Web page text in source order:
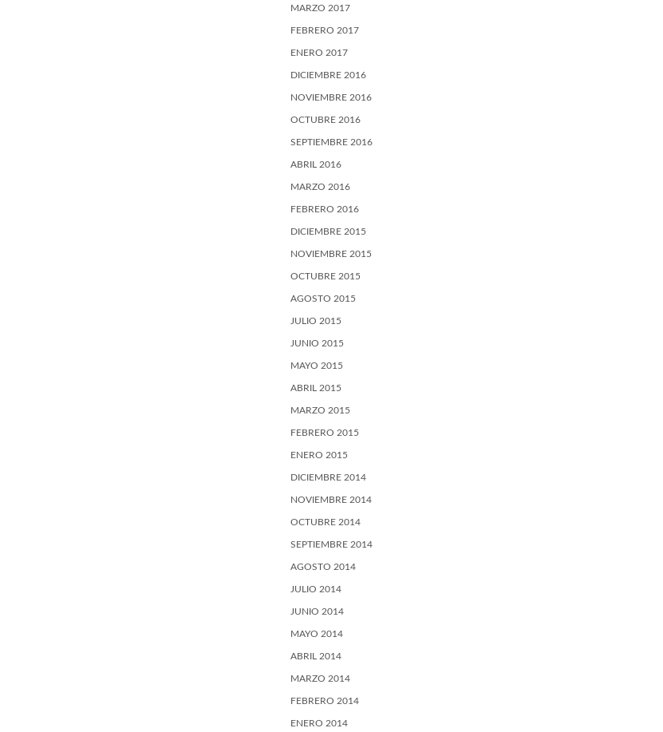
MARZO 2017
FEBRERO 2017
ENERO 2017
DICIEMBRE 2016
NOVIEMBRE 2016
OCTUBRE 2016
SEPTIEMBRE 2016
ABRIL 2016
MARZO 2016
FEBRERO 2016
DICIEMBRE 2015
NOVIEMBRE 2015
OCTUBRE 2015
AGOSTO 2015
JULIO 2015
JUNIO 2015
MAYO 2015
ABRIL 2015
MARZO 2015
FEBRERO 2015
ENERO 2015
DICIEMBRE 2014
NOVIEMBRE 2014
OCTUBRE 2014
SEPTIEMBRE 2014
AGOSTO 2014
JULIO 2014
JUNIO 2014
MAYO 2014
ABRIL 2014
MARZO 2014
FEBRERO 2014
ENERO 2014